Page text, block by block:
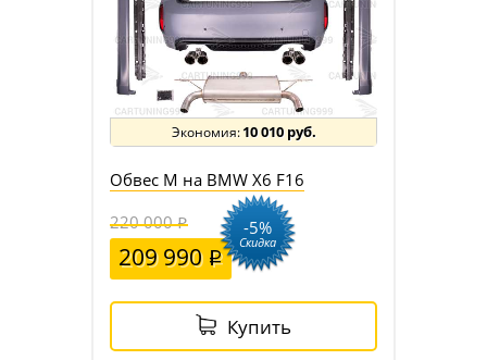
10 010 руб.
Обвес M на BMW X6 F16
220 000
209 990
-5%
Скидка
Купить